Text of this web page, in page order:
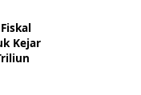
Kejar